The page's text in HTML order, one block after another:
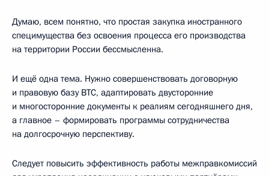
Думаю, всем понятно, что простая закупка иностранного
специмущества без освоения процесса его производства
на территории России бессмысленна.
И ещё одна тема. Нужно совершенствовать договорную
и правовую базу ВТС, адаптировать двусторонние
и многосторонние документы к реалиям сегодняшнего дня,
а главное – формировать программы сотрудничества
на долгосрочную перспективу.
Следует повысить эффективность работы межправкомиссий